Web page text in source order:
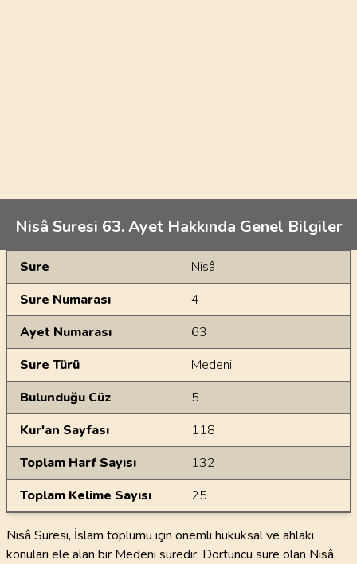
Nisâ Suresi 63. Ayet Hakkında Genel Bilgiler
Genel Bilgiler
Sure
Nisâ
Sure Numarası
4
Ayet Numarası
63
Sure Türü
Medeni
Bulunduğu Cüz
5
Kur'an Sayfası
118
Toplam Harf Sayısı
132
Toplam Kelime Sayısı
25
Nisâ Suresi, İslam toplumu için önemli hukuksal ve ahlaki
konuları ele alan bir Medeni suredir. Dörtüncü sure olan Nisâ,